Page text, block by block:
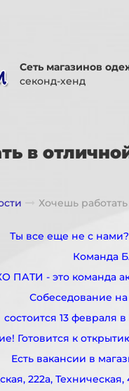
Сеть магазинов
секонд-хенд
в
Хочешь
Ты все еще не с
Команда
ПАТИ - это команда
Собеседование
состоится 13 февраля
Готовится к
Есть вакансии в
222а,